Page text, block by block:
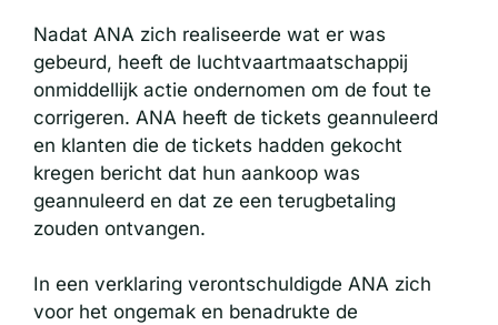
Nadat ANA zich realiseerde wat er was
gebeurd, heeft de luchtvaartmaatschappij
onmiddellijk actie ondernomen om de fout te
corrigeren. ANA heeft de tickets geannuleerd
en klanten die de tickets hadden gekocht
kregen bericht dat hun aankoop was
geannuleerd en dat ze een terugbetaling
zouden ontvangen.
In een verklaring verontschuldigde ANA zich
voor het ongemak en benadrukte de